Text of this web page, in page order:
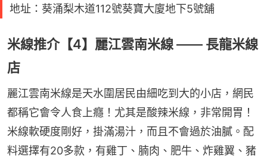
地址：葵涌梨木道112號葵寶大廈地下5號舖
米線推介【4】麗江雲南米線 —— 長龍米線
店
麗江雲南米線是天水圍居民由細吃到大的小店，網民
都稱它會令人食上癮！尤其是酸辣米線，非常開胃！
米線軟硬度剛好，掛滿湯汁，而且不會過於油膩。配
料選擇有20多款，有雞丁、腩肉、肥牛、炸雞翼、豬